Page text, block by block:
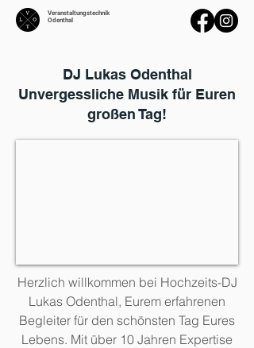
Veranstaltungstechnik
Odenthal
DJ Lukas Odenthal
Unvergessliche Musik für Euren
großen Tag!
Herzlich willkommen bei Hochzeits-DJ
Lukas Odenthal, Eurem erfahrenen
Begleiter für den schönsten Tag Eures
Lebens. Mit über 10 Jahren Expertise